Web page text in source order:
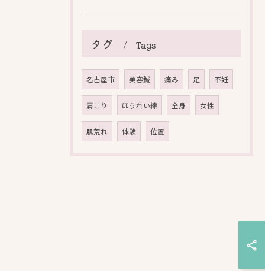
タグ Tags
名古屋市 美容鍼 痛み 足 不妊
肩こり ほうれい線 全身 女性
肌荒れ 体験 位置